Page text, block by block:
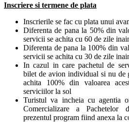
Inscriere si termene de plata
Inscrierile se fac cu plata unui
Diferenta de pana la 50% din
servicii se achita cu 60 de zile
Diferenta de pana la 100% din
servicii se achita cu 30 de zile
In cazul in care pachetul de
bilet de avion individual si nu de
achita 100% din valoarea
serviciilor la sol
Turistul va incheia cu agentia
Comercializare a Pachetelor
prezentul program fiind anexa la